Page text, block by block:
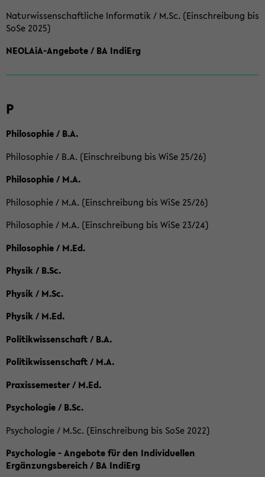
Naturwissenschaftliche Informatik / M.Sc. (Einschreibung bis
SoSe 2025)
NEOLAiA-Angebote / BA IndiErg
P
Philosophie / B.A.
Philosophie / B.A. (Einschreibung bis WiSe 25/26)
Philosophie / M.A.
Philosophie / M.A. (Einschreibung bis WiSe 25/26)
Philosophie / M.A. (Einschreibung bis WiSe 23/24)
Philosophie / M.Ed.
Physik / B.Sc.
Physik / M.Sc.
Physik / M.Ed.
Politikwissenschaft / B.A.
Politikwissenschaft / M.A.
Praxissemester / M.Ed.
Psychologie / B.Sc.
Psychologie / M.Sc. (Einschreibung bis SoSe 2022)
Psychologie - Angebote für den Individuellen
Ergänzungsbereich / BA IndiErg